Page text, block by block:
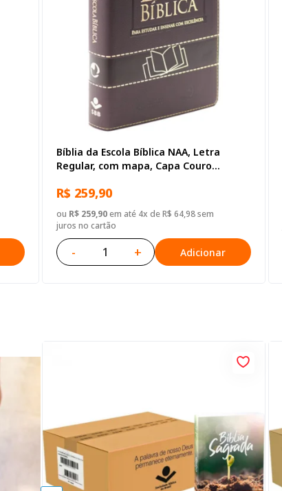
Bíblia da Escola Bíblica NAA, Letra
Regular, com mapa, Capa Couro
R$ 259,90
ou R$ 259,90em até 4x de R$ 64,98 sem
juros no cartão
- + Adicionar